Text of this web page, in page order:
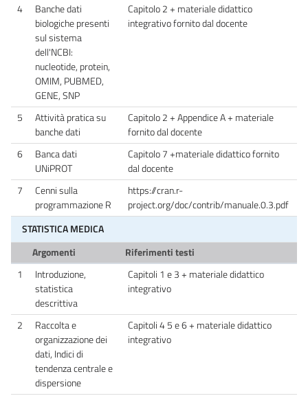
4
Banche dati
biologiche presenti
sul sistema
dell'NCBI:
nucleotide, protein,
OMIM, PUBMED,
GENE, SNP
Capitolo 2 + materiale didattico
integrativo fornito dal docente
5
Attività pratica su
banche dati
Capitolo 2 + Appendice A + materiale
fornito dal docente
6
Banca dati
UNiPROT
Capitolo 7 +materiale didattico fornito
dal docente
7
Cenni sulla
programmazione R
https://cran.r-
project.org/doc/contrib/manuale.0.3.pdf
STATISTICA MEDICA
Argomenti
Riferimenti testi
1
Introduzione,
statistica
descrittiva
Capitoli 1 e 3 + materiale didattico
integrativo
2
Raccolta e
organizzazione dei
dati, Indici di
tendenza centrale e
dispersione
Capitoli 4 5 e 6 + materiale didattico
integrativo